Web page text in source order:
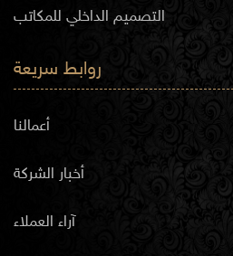
التصميم الداخلي للمكاتب
روابط سريعة
أعمالنا
أخبار الشركة
آراء العملاء